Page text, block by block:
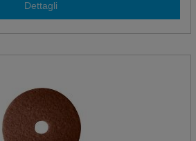
Dettagli